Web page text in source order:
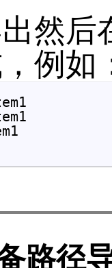
然后
例如
路径